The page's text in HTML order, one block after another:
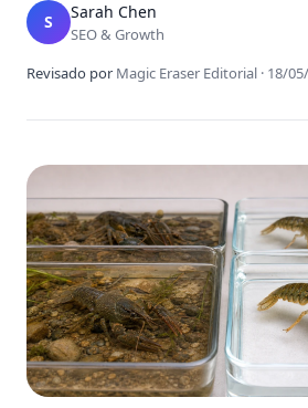
S Sarah Chen
SEO & Growth
Revisado por Magic Eraser Editorial · 18/